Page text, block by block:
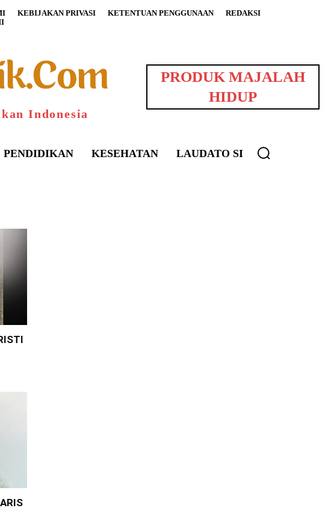
KEBIJAKAN PRIVASI KETENTUAN PENGGUNAAN
REDAKSI
Indonesia
PRODUK MAJALAH
HIDUP
PENDIDIKAN KESEHATAN LAUDATO SI